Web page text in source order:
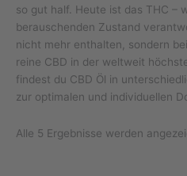
so gut half. Heute ist das THC –
berauschenden Zustand
nicht mehr enthalten, sondern
reine CBD in der weltweit
findest du CBD Öl in
zur optimalen und individuellen
Alle 5 Ergebnisse werden